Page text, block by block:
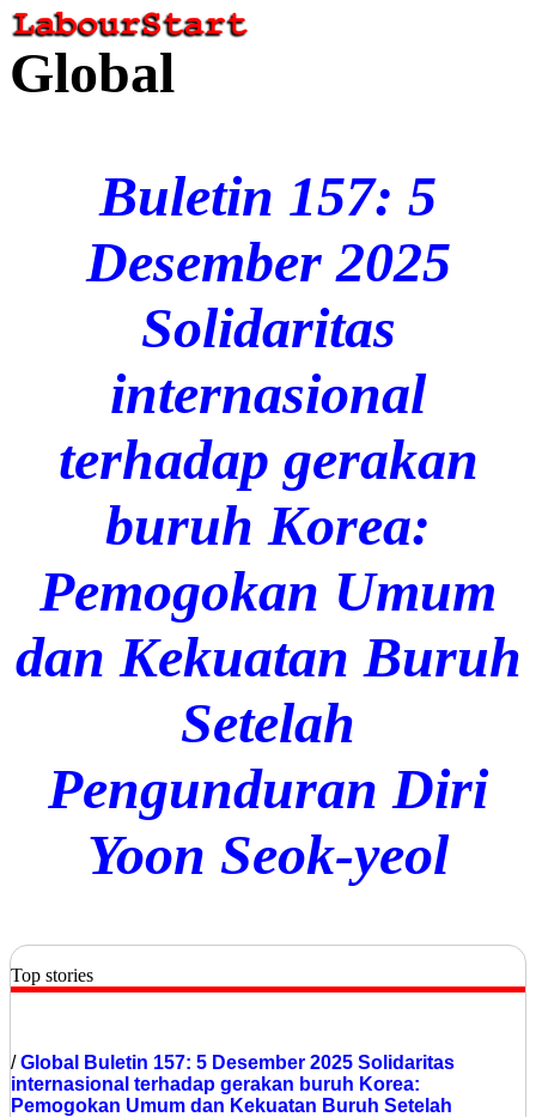
Global
Buletin 157: 5
Desember 2025
Solidaritas
internasional
terhadap gerakan
buruh Korea:
Pemogokan Umum
dan Kekuatan Buruh
Setelah
Pengunduran Diri
Yoon Seok-yeol
Top stories
/Global
Buletin 157: 5 Desember 2025 Solidaritas
internasional terhadap gerakan buruh Korea:
Pemogokan Umum dan Kekuatan Buruh Setelah